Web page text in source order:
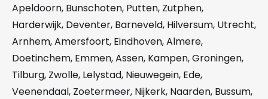
Apeldoorn, Bunschoten, Putten, Zutphen,
Harderwijk, Deventer, Barneveld, Hilversum, Utrecht,
Arnhem,Amersfoort, Eindhoven,Almere,
Doetinchem, Emmen,Assen, Kampen,Groningen,
Tilburg, Zwolle, Lelystad, Nieuwegein, Ede,
Veenendaal, Zoetermeer, Nijkerk, Naarden, Bussum,